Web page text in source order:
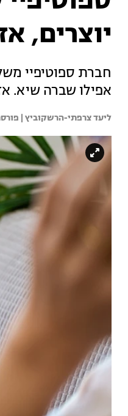
יוצרים,
אפילו שברה שיא.
ליעד צרפתי-הרשקוביץ |